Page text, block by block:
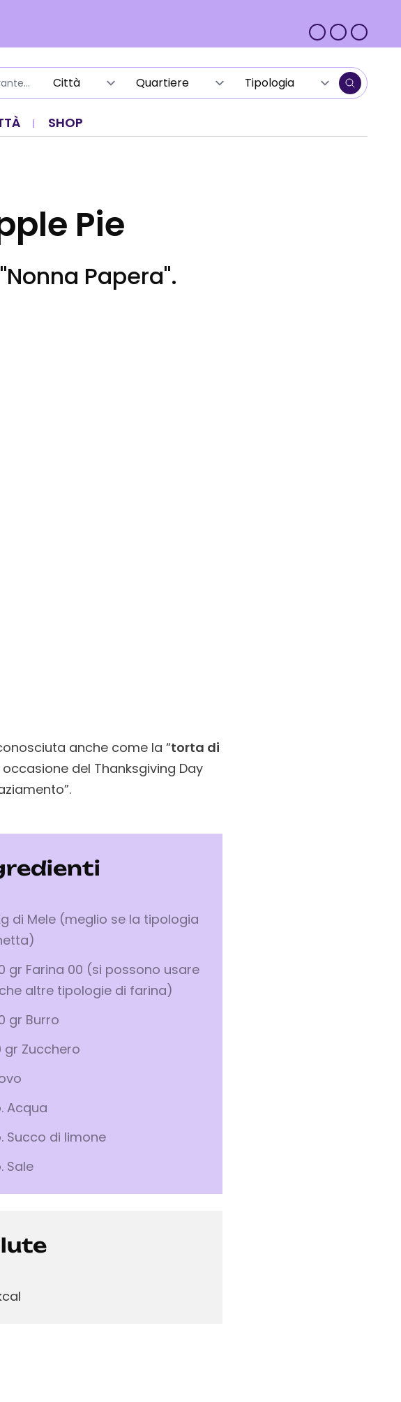
SHOP
Pie
Papera".
anche come la “torta di
del Thanksgiving Day
di Mele (meglio se la tipologia
gr Farina 00 (si possono usare
altre tipologie di farina)
gr Burro
gr Zucchero
Acqua
Succo di limone
Sale